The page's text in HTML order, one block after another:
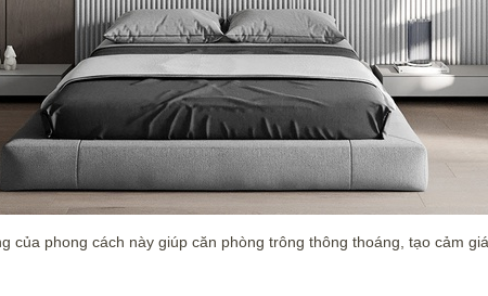
của phong cách này giúp căn phòng trông thông thoáng, tạo cảm